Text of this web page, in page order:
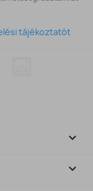
tájékoztatót

